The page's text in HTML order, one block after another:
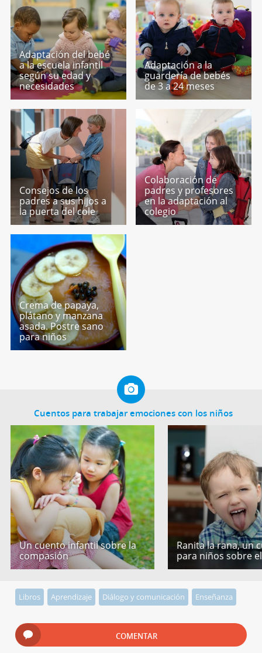
Adaptación del bebé
a la escuela infantil
según su edad y
necesidades
Adaptación a la
guardería de bebés
de 3 a 24 meses
Consejos de los
padres a sus hijos a
la puerta del cole
Colaboración de
padres y profesores
en la adaptación al
colegio
Crema de papaya,
plátano y manzana
asada. Postre sano
para niños
Cuentos para trabajar emociones con los niños
Un cuento infantil sobre la
compasión
Ranita la rana, un
para niños sobre
Libros Aprendizaje Diálogo y comunicación Enseñanza
COMENTAR